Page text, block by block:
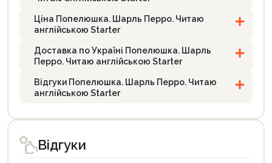
Ціна Попелюшка. Шарль Перро. Читаю
англійською Starter
Доставка по Україні Попелюшка. Шарль
Перро. Читаю англійською Starter
Відгуки Попелюшка. Шарль Перро. Читаю
англійською Starter
Відгуки